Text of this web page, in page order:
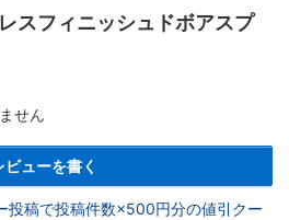
スフィニッシュドボアスプ
せん
ビューを書く
投稿で投稿件数×500円分の値引クー